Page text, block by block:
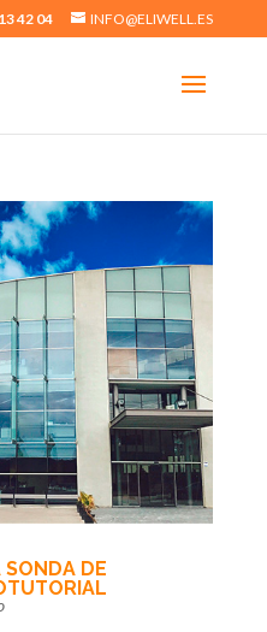
42 04 INFO@ELIWELL.ES
SONDA DE